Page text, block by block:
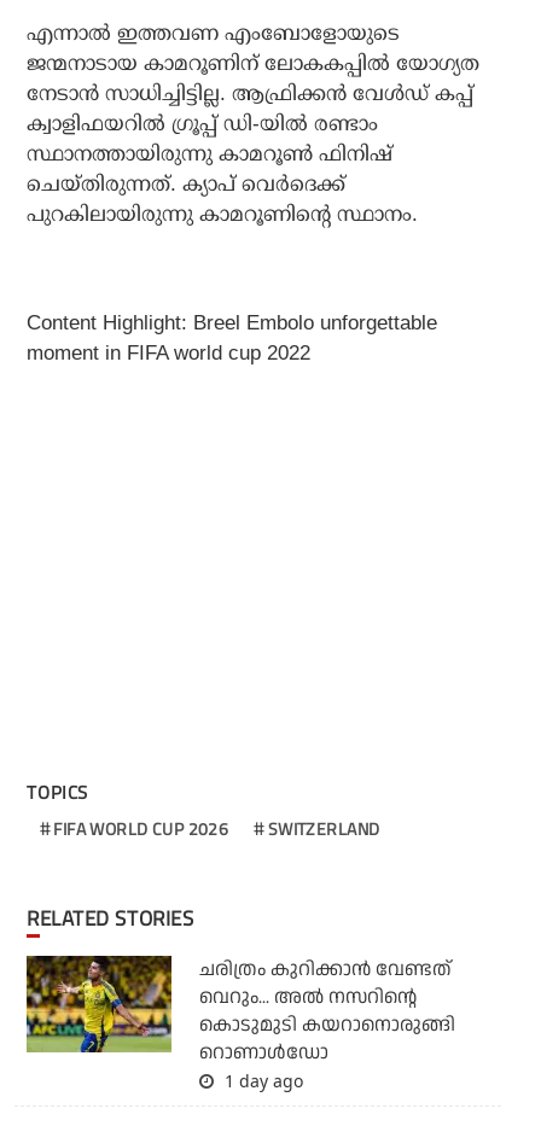
എന്നാല്‍ ഇത്തവണ എംബോളോയുടെ
ജന്മനാടായ കാമറൂണിന് ലോകകപ്പില്‍ യോഗ്യത
നേടാന്‍ സാധിച്ചിട്ടില്ല. ആഫ്രിക്കന്‍ വേള്‍ഡ് കപ്പ്
ക്വാളിഫയറില്‍ ഗ്രൂപ്പ് ഡി-യില്‍ രണ്ടാം
സ്ഥാനത്തായിരുന്നു കാമറൂണ്‍ ഫിനിഷ്
ചെയ്തിരുന്നത്. ക്യാപ് വെര്‍ദെക്ക്
പുറകിലായിരുന്നു കാമറൂണിന്റെ സ്ഥാനം.
Content Highlight: Breel Embolo unforgettable
moment in FIFA world cup 2022
TOPICS
FIFA WORLD CUP 2026 SWITZERLAND
RELATED STORIES
ചരിത്രം കുറിക്കാന്‍ വേണ്ടത്
വെറും... അല്‍ നസറിന്റെ
കൊടുമുടി കയറാനൊരുങ്ങി
റൊണാള്‍ഡോ
1 day ago